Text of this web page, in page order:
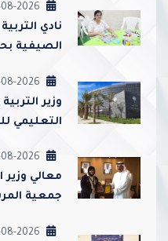
2026
نادي
الصيفية
2026
وزير
التعليمي
2026
معالي
جمعية
2026